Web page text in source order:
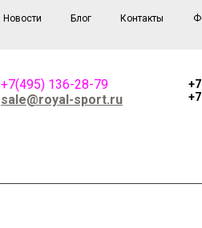
Новости Блог Контакты
+7(495) 136-28-79
sale@royal-sport.ru